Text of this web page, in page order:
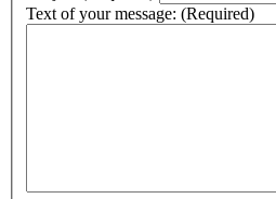
Text of your message: (Required)